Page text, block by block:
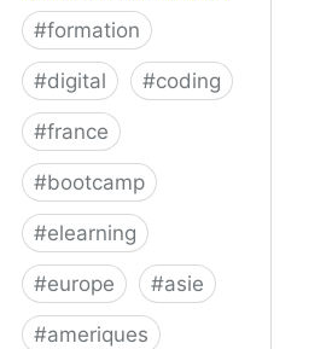
#formation
#digital #coding
#france
#bootcamp
#elearning
#europe #asie
#ameriques